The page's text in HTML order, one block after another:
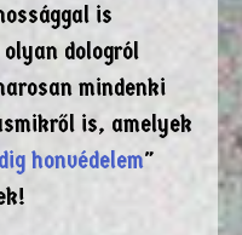
is
dologról
mindenki
is, amelyek
honvédelem"